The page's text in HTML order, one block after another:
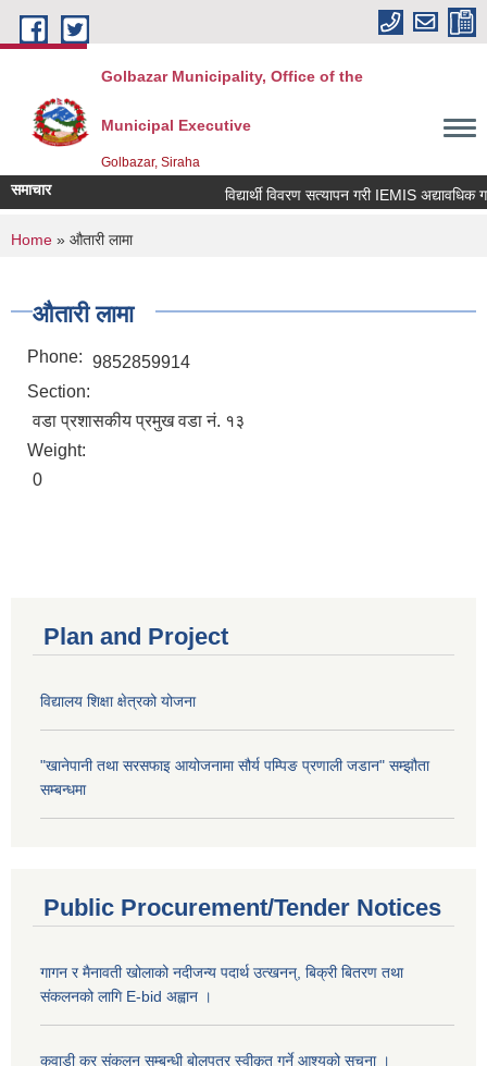
Skip to main content
Golbazar Municipality, Office of the
Municipal Executive
Golbazar, Siraha
समाचार विद्यार्थी विवरण सत्यापन गरी IEMIS अद्यावधिक
You are here
Home » औतारी लामा
औतारी लामा
Phone: 9852859914
Section:
वडा प्रशासकीय प्रमुख वडा नं. १३
Weight:
0
Plan and Project
विद्यालय शिक्षा क्षेत्रको योजना
"खानेपानी तथा सरसफाइ आयोजनामा सौर्य पम्पिङ प्रणाली जडान" सम्झौता
सम्बन्धमा
Public Procurement/Tender Notices
गागन र मैनावती खोलाको नदीजन्य पदार्थ उत्खनन्, बिक्री बितरण तथा
संकलनको लागि E-bid अह्वान ।
कवाडी कर संकलन सम्बन्धी बोलपत्र स्वीकृत गर्ने आश्यको सूचना ।